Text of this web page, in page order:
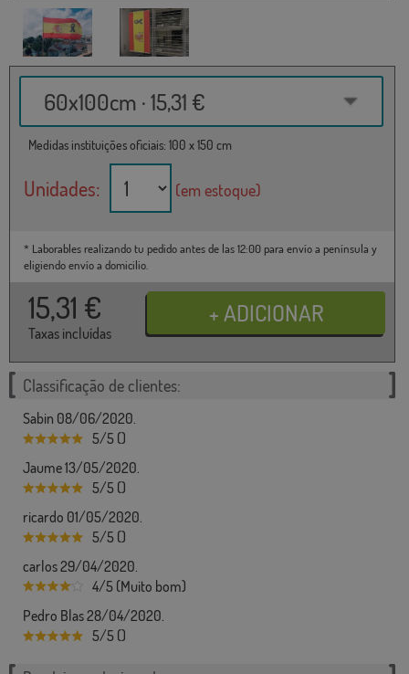
60x100cm · 15,31 €
Medidas instituições oficiais: 100 x 150 cm
Unidades: (em estoque)
* Laborables realizando tu pedido antes de las 12:00 para envío a península y
eligiendo envío a domicilio.
15,31 €
Taxas incluídas
Classificação de clientes:
Sabin 08/06/2020.
5/5 ()
Jaume 13/05/2020.
5/5 ()
ricardo 01/05/2020.
5/5 ()
carlos 29/04/2020.
4/5 (Muito bom)
Pedro Blas 28/04/2020.
5/5 ()